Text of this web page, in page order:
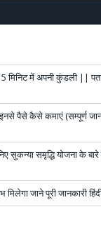
मिनिट में अपनी कुंडली ||
पैसे कैसे कमाएं (सम्पूर्ण
सुकन्या समृद्धि योजना के बारे
जाने पूरी जानकारी